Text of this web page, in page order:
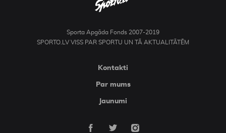
Sporta Apgāda Fonds 2007-2019
SPORTO.LV VISS PAR SPORTU UN TĀ AKTUALITĀTĒM
Kontakti
Par mums
Jaunumi